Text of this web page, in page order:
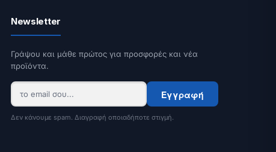
Newsletter
Γράψου και μάθε πρώτος για προσφορές και νέα
προϊόντα.
Εγγραφή
Δεν κάνουμε spam. Διαγραφή οποιαδήποτε στιγμή.